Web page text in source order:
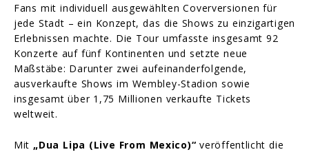
Fans mit individuell ausgewählten Coverversionen für
jede Stadt – ein Konzept, das die Shows zu einzigartigen
Erlebnissen machte. Die Tour umfasste insgesamt 92
Konzerte auf fünf Kontinenten und setzte neue
Maßstäbe: Darunter zwei aufeinanderfolgende,
ausverkaufte Shows im Wembley-Stadion sowie
insgesamt über 1,75 Millionen verkaufte Tickets
weltweit.
Mit „Dua Lipa (Live From Mexico)“ veröffentlicht die